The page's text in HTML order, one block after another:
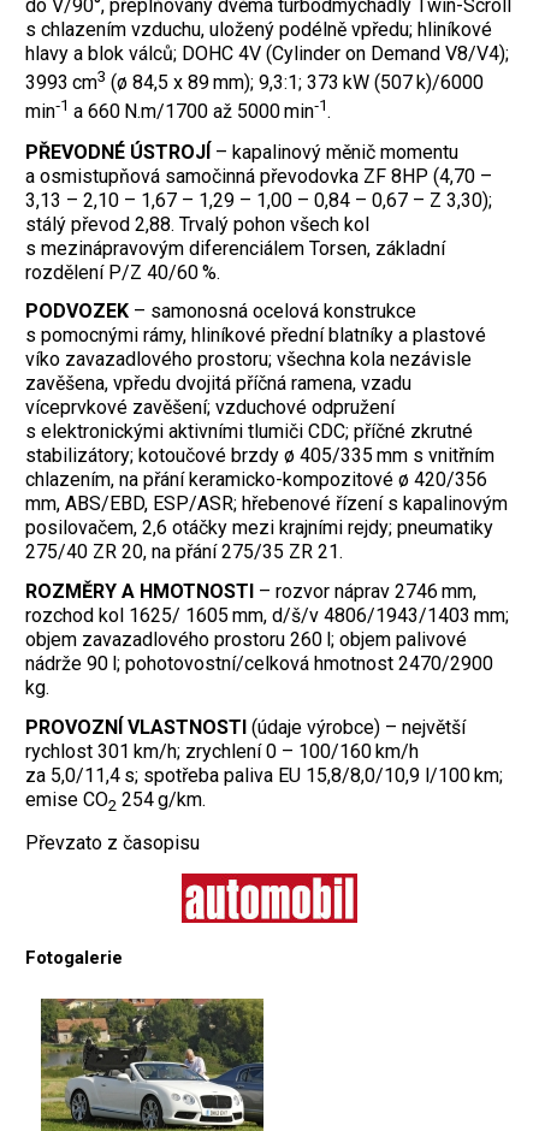
do V/90°, přeplňovaný dvěma turbodmychadly Twin-Scroll
s chlazením vzduchu, uložený podélně vpředu; hliníkové
hlavy a blok válců; DOHC 4V (Cylinder on Demand V8/V4);
3993 cm3 (ø 84,5 x 89 mm); 9,3:1; 373 kW (507 k)/6000
min‑1 a 660 N.m/1700 až 5000 min‑1.
PŘEVODNÉ ÚSTROJÍ – kapalinový měnič momentu
a osmistupňová samočinná převodovka ZF 8HP (4,70 –
3,13 – 2,10 – 1,67 – 1,29 – 1,00 – 0,84 – 0,67 – Z 3,30);
stálý převod 2,88. Trvalý pohon všech kol
s mezinápravovým diferenciálem Torsen, základní
rozdělení P/Z 40/60 %.
PODVOZEK – samonosná ocelová konstrukce
s pomocnými rámy, hliníkové přední blatníky a plastové
víko zavazadlového prostoru; všechna kola nezávisle
zavěšena, vpředu dvojitá příčná ramena, vzadu
víceprvkové zavěšení; vzduchové odpružení
s elektronickými aktivními tlumiči CDC; příčné zkrutné
stabilizátory; kotoučové brzdy ø 405/335 mm s vnitřním
chlazením, na přání keramicko-kompozitové ø 420/356
mm, ABS/EBD, ESP/ASR; hřebenové řízení s kapalinovým
posilovačem, 2,6 otáčky mezi krajními rejdy; pneumatiky
275/40 ZR 20, na přání 275/35 ZR 21.
ROZMĚRY A HMOTNOSTI – rozvor náprav 2746 mm,
rozchod kol 1625/ 1605 mm, d/š/v 4806/1943/1403 mm;
objem zavazadlového prostoru 260 l; objem palivové
nádrže 90 l; pohotovostní/celková hmotnost 2470/2900
kg.
PROVOZNÍ VLASTNOSTI (údaje výrobce) – největší
rychlost 301 km/h; zrychlení 0 – 100/160 km/h
za 5,0/11,4 s; spotřeba paliva EU 15,8/8,0/10,9 l/100 km;
emise CO2 254 g/km.
Převzato z časopisu
Fotogalerie